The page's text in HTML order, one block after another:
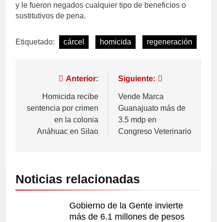
y le fueron negados cualquier tipo de beneficios o
sustitutivos de pena.
Etiquetado: cárcel homicida regeneración
Anterior:
Homicida recibe
sentencia por crimen
en la colonia
Anáhuac en Silao
Siguiente:
Vende Marca
Guanajuato más de
3.5 mdp en
Congreso Veterinario
Noticias relacionadas
Gobierno de la Gente invierte
más de 6.1 millones de pesos